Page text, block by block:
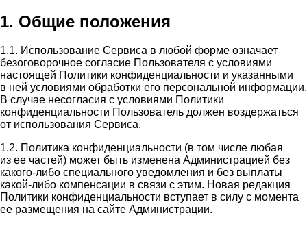
1. Общие положения
1.1. Использование Сервиса в любой форме означает
безоговорочное согласие Пользователя с условиями
настоящей Политики конфиденциальности и указанными
в ней условиями обработки его персональной информации.
В случае несогласия с условиями Политики
конфиденциальности Пользователь должен воздержаться
от использования Сервиса.
1.2. Политика конфиденциальности (в том числе любая
из ее частей) может быть изменена Администрацией без
какого-либо специального уведомления и без выплаты
какой-либо компенсации в связи с этим. Новая редакция
Политики конфиденциальности вступает в силу с момента
ее размещения на сайте Администрации.